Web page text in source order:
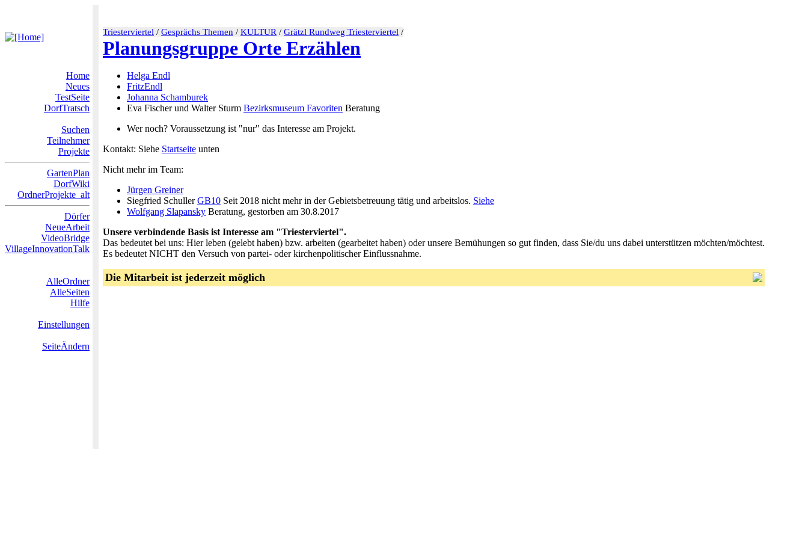
Triesterviertel / Gesprächs Themen / KULTUR / Grätzl Rundweg Triesterviertel /
Planungsgruppe Orte Erzählen
Home
Neues
TestSeite
DorfTratsch
Suchen
Teilnehmer
Projekte
GartenPlan
DorfWiki
OrdnerProjekte_alt
Dörfer
NeueArbeit
VideoBridge
VillageInnovationTalk
AlleOrdner
AlleSeiten
Hilfe
Einstellungen
SeiteÄndern
Helga Endl
FritzEndl
Johanna Schamburek
Eva Fischer und Walter Sturm Bezirksmuseum Favoriten Beratung
Wer noch? Voraussetzung ist "nur" das Interesse am Projekt.
Kontakt: Siehe Startseite unten
Nicht mehr im Team:
Jürgen Greiner
Siegfried SchullerGB10 Seit 2018 nicht mehr in der Gebietsbetreuung tätig und arbeitslos. Siehe
Wolfgang Slapansky Beratung, gestorben am 30.8.2017
Unsere verbindende Basis ist Interesse am "Triesterviertel".
Das bedeutet bei uns: Hier leben (gelebt haben) bzw. arbeiten (gearbeitet haben) oder unsere Bemühungen so gut finden, dass Sie/du uns dabei unterstützen möchten/möchtest.
Es bedeutet NICHT den Versuch von partei- oder kirchenpolitischer Einflussnahme.
Die Mitarbeit ist jederzeit möglich